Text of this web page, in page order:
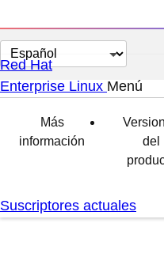
Cambiar
el
idioma
Red Hat
Enterprise Linux Menú
Más
información
del
Suscriptores actuales